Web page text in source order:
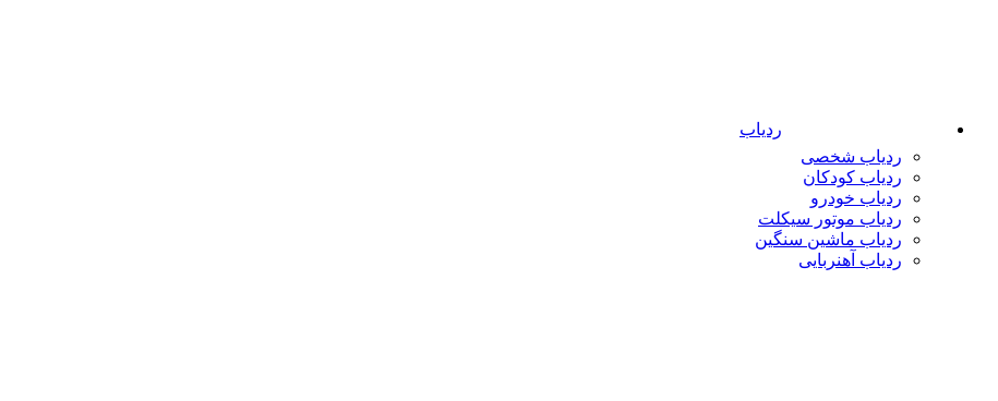
ردیاب
ردیاب شخصی
ردیاب کودکان
ردیاب خودرو
ردیاب موتور سیکلت
ردیاب ماشین سنگین
ردیاب آهنربایی